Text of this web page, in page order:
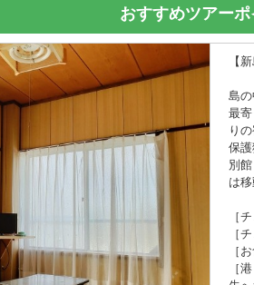
おすすめツアーポ
【
島
最
りの
保護
別
は移
［
［
［
［